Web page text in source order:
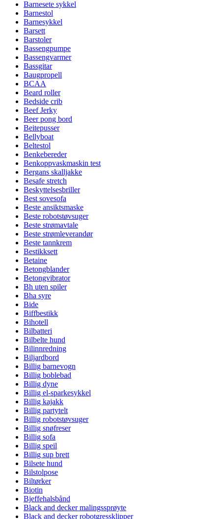
Barnesete sykkel
Barnestol
Barnesykkel
Barsett
Barstoler
Bassengpumpe
Bassengvarmer
Bassgitar
Baugpropell
BCAA
Beard roller
Bedside crib
Beef Jerky
Beer pong bord
Beitepusser
Bellyboat
Beltestol
Benkebereder
Benkoppvaskmaskin test
Bergans skalljakke
Besafe stretch
Beskyttelsesbriller
Best sovesofa
Beste ansiktsmaske
Beste robotstøvsuger
Beste strømavtale
Beste strømleverandør
Beste tannkrem
Bestikksett
Betaine
Betongblander
Betongvibrator
Bh uten spiler
Bha syre
Bide
Biffbestikk
Bihotell
Bilbatteri
Bilbelte hund
Bilinnredning
Biljardbord
Billig barnevogn
Billig boblebad
Billig dyne
Billig el-sparkesykkel
Billig kajakk
Billig partytelt
Billig robotstøvsuger
Billig snøfreser
Billig sofa
Billig speil
Billig sup brett
Bilsete hund
Bilstolpose
Biltørker
Biotin
Bjeffehalsbånd
Black and decker malingssprøyte
Black and decker robotgressklipper